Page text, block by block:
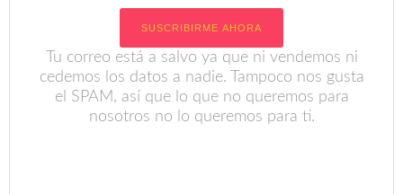
Tu correo está a salvo ya que ni vendemos ni
cedemos los datos a nadie. Tampoco nos gusta
el SPAM, así que lo que no queremos para
nosotros no lo queremos para ti.